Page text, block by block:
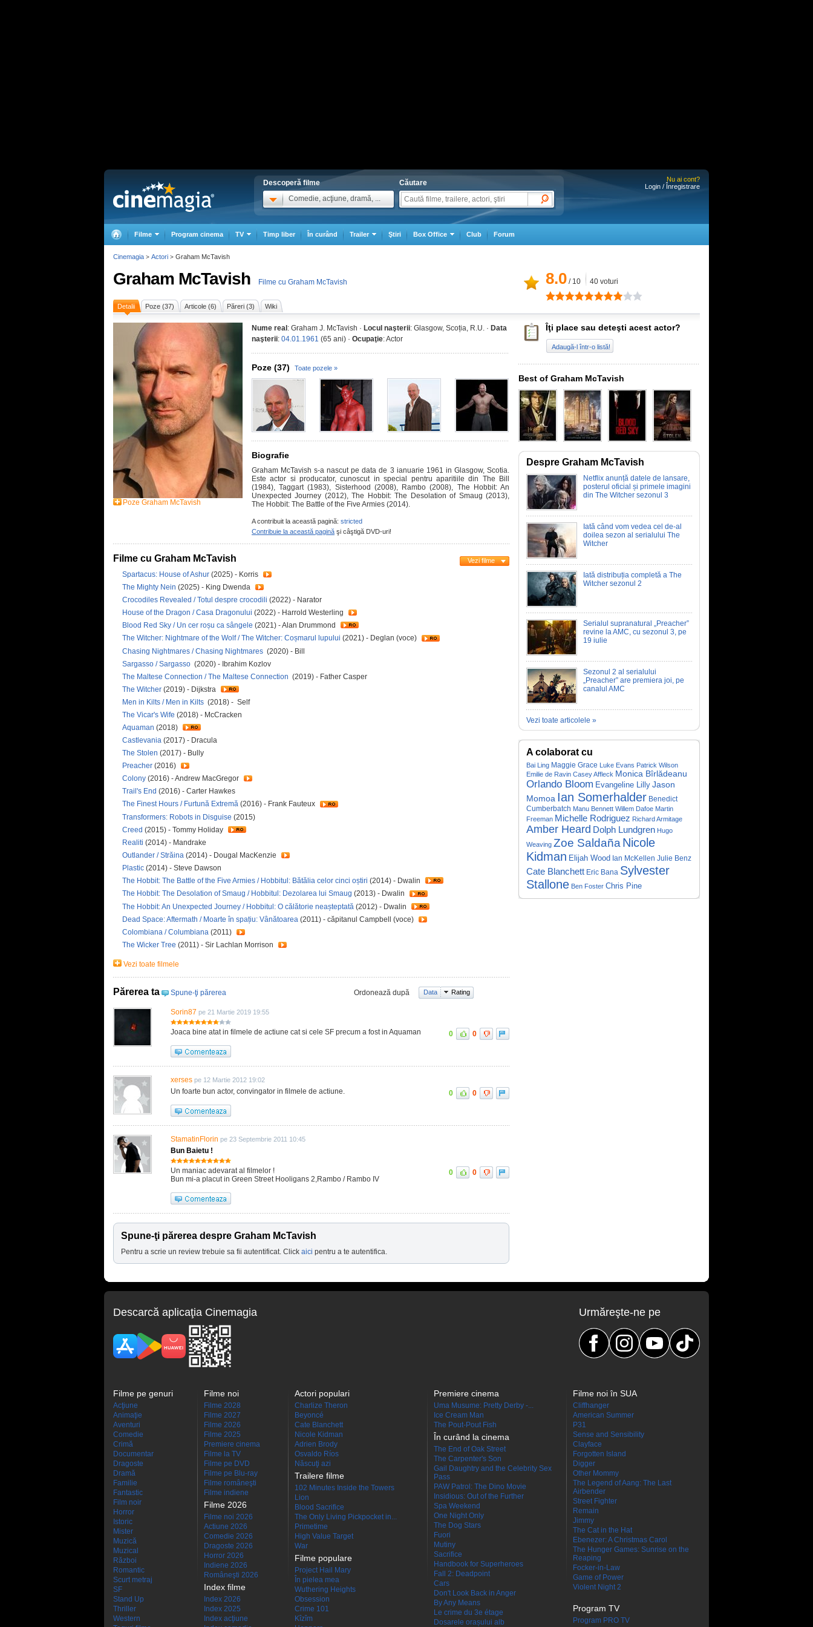
Descoperă filme
Comedie, acţiune, dramă, ...
Căutare
Nu ai cont?
Login / Înregistrare
Filme Program cinema TV Timp liber În curând Trailer Ştiri Box Office Club Forum
Graham McTavish Filme cu Graham McTavish 8.0 / 10 40 voturi
Detalii Poze (37) Articole (6) Păreri (3) Wiki
Poze Graham McTavish
Nume real : Graham J. McTavish · Locul naşterii: Glasgow, Scoția, R.U. · Data
naşterii: 04.01.1961 (65 ani) · Ocupaţie: Actor
Poze (37) Toate pozele »
Biografie
Graham McTavish s-a nascut pe data de 3 ianuarie 1961 in Glasgow, Scotia.
Este actor si producator, cunoscut in special pentru aparitiile din The Bill
(1984), Taggart (1983), Sisterhood (2008), Rambo (2008), The Hobbit: An
Unexpected Journey (2012), The Hobbit: The Desolation of Smaug (2013),
The Hobbit: The Battle of the Five Armies (2014).
A contribuit la această pagină: stricted
Contribuie la această pagină şi câştigă DVD-uri!
Filme cu Graham McTavish Vezi filme
Spartacus: House of Ashur (2025) - Korris
The Mighty Nein (2025) - King Dwenda
Crocodiles Revealed / Totul despre crocodili (2022) - Narator
House of the Dragon / Casa Dragonului (2022) - Harrold Westerling
Blood Red Sky / Un cer roșu ca sângele (2021) - Alan Drummond
The Witcher: Nightmare of the Wolf / The Witcher: Coșmarul lupului (2021) - Deglan (voce)
Chasing Nightmares / Chasing Nightmares (2020) - Bill
Sargasso / Sargasso (2020) - Ibrahim Kozlov
The Maltese Connection / The Maltese Connection (2019) - Father Casper
The Witcher (2019) - Dijkstra
Men in Kilts / Men in Kilts (2018) - Self
The Vicar's Wife (2018) - McCracken
Aquaman (2018)
Castlevania (2017) - Dracula
The Stolen (2017) - Bully
Preacher (2016)
Colony (2016) - Andrew MacGregor
Trail's End (2016) - Carter Hawkes
The Finest Hours / Furtună Extremă (2016) - Frank Fauteux
Transformers: Robots in Disguise (2015)
Creed (2015) - Tommy Holiday
Realiti (2014) - Mandrake
Outlander / Străina (2014) - Dougal MacKenzie
Plastic (2014) - Steve Dawson
The Hobbit: The Battle of the Five Armies / Hobbitul: Bătălia celor cinci oștiri (2014) - Dwalin
The Hobbit: The Desolation of Smaug / Hobbitul: Dezolarea lui Smaug (2013) - Dwalin
The Hobbit: An Unexpected Journey / Hobbitul: O călătorie neașteptată (2012) - Dwalin
Dead Space: Aftermath / Moarte în spațiu: Vânătoarea (2011) - căpitanul Campbell (voce)
Colombiana / Columbiana (2011)
The Wicker Tree (2011) - Sir Lachlan Morrison
Vezi toate filmele
Părerea ta Spune-ţi părerea Ordonează după Data Rating
Sorin87 pe 21 Martie 2019 19:55
Joaca bine atat in filmele de actiune cat si cele SF precum a fost in Aquaman 0 0
xerses pe 12 Martie 2012 19:02
Un foarte bun actor, convingator in filmele de actiune. 0 0
StamatinFlorin pe 23 Septembrie 2011 10:45
Bun Baietu !
Un maniac adevarat al filmelor !
Bun mi-a placut in Green Street Hooligans 2,Rambo / Rambo IV
0 0
Spune-ţi părerea despre Graham McTavish
Pentru a scrie un review trebuie sa fii autentificat. Click aici pentru a te autentifica.
Îţi place sau deteşti acest actor?
Adaugă-l într-o listă!
Best of Graham McTavish
Despre Graham McTavish
Netflix anunță datele de lansare,
posterul oficial și primele imagini
din The Witcher sezonul 3
Iată când vom vedea cel de-al
doilea sezon al serialului The
Witcher
Iată distribuția completă a The
Witcher sezonul 2
Serialul supranatural „Preacher”
revine la AMC, cu sezonul 3, pe
19 iulie
Sezonul 2 al serialului
„Preacher” are premiera joi, pe
canalul AMC
Vezi toate articolele »
A colaborat cu
Bai Ling Maggie Grace Luke Evans Patrick Wilson
Emilie de Ravin Casey Affleck Monica Bîrlădeanu
Orlando Bloom Evangeline Lilly Jason
Momoa Ian Somerhalder Benedict
Cumberbatch Manu Bennett Willem Dafoe Martin
Freeman Michelle Rodriguez Richard Armitage
Amber Heard Dolph Lundgren Hugo
Weaving Zoe Saldaña Nicole
Kidman Elijah Wood Ian McKellen Julie Benz
Cate Blanchett Eric Bana Sylvester
Stallone Ben Foster Chris Pine
Cinemagia > Actori > Graham McTavish
Descarcă aplicaţia Cinemagia Urmăreşte-ne pe
Filme pe genuri
Acţiune
Animaţie
Aventuri
Comedie
Crimă
Documentar
Dragoste
Dramă
Familie
Fantastic
Film noir
Horror
Istoric
Mister
Muzică
Muzical
Război
Romantic
Scurt metraj
SF
Stand Up
Thriller
Western
Filme noi
Filme 2028
Filme 2027
Filme 2026
Filme 2025
Premiere cinema
Filme la TV
Filme pe DVD
Filme pe Blu-ray
Filme româneşti
Filme indiene
Filme 2026
Filme noi 2026
Actiune 2026
Comedie 2026
Dragoste 2026
Horror 2026
Indiene 2026
Româneşti 2026
Index filme
Index 2026
Index 2025
Index acţiune
Actori populari
Charlize Theron
Beyoncé
Cate Blanchett
Nicole Kidman
Adrien Brody
Osvaldo Ríos
Născuţi azi
Trailere filme
102 Minutes Inside the Towers
Lion
Blood Sacrifice
The Only Living Pickpocket in...
Primetime
High Value Target
War
Filme populare
Project Hail Mary
În pielea mea
Wuthering Heights
Obsession
Crime 101
Kîzîm
Premiere cinema
Uma Musume: Pretty Derby -...
Ice Cream Man
The Pout-Pout Fish
În curând la cinema
The End of Oak Street
The Carpenter's Son
Gail Daughtry and the Celebrity Sex
Pass
PAW Patrol: The Dino Movie
Insidious: Out of the Further
Spa Weekend
One Night Only
The Dog Stars
Fuori
Mutiny
Sacrifice
Handbook for Superheroes
Fall 2: Deadpoint
Cars
Don't Look Back in Anger
By Any Means
Le crime du 3e étage
Dosarele orașului alb
Filme noi în SUA
Cliffhanger
American Summer
P31
Sense and Sensibility
Clayface
Forgotten Island
Digger
Other Mommy
The Legend of Aang: The Last
Airbender
Street Fighter
Remain
Jimmy
The Cat in the Hat
Ebenezer: A Christmas Carol
The Hunger Games: Sunrise on the
Reaping
Focker-in-Law
Game of Power
Violent Night 2
Program TV
Program PRO TV